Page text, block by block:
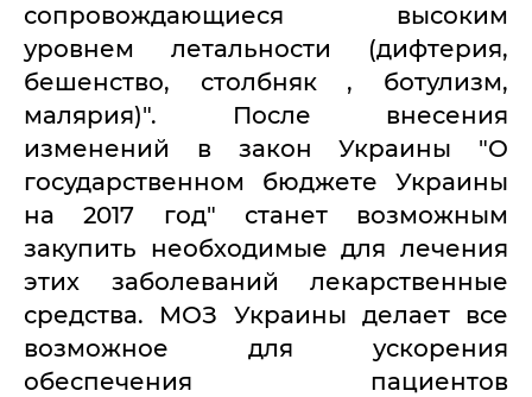
сопровождающиеся высоким
уровнем летальности (дифтерия,
бешенство, столбняк , ботулизм,
малярия)". После внесения
изменений в закон Украины "О
государственном бюджете Украины
на 2017 год" станет возможным
закупить необходимые для лечения
этих заболеваний лекарственные
средства. МОЗ Украины делает все
возможное для ускорения
обеспечения пациентов